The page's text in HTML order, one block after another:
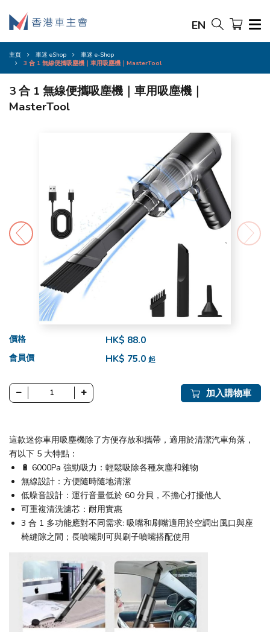
EN
主頁 車迷 eShop
車迷 e-Shop
3 合 1 無線便攜吸塵機｜車用吸塵機｜MasterTool
3 合 1 無線便攜吸塵機｜車用吸塵機｜
MasterTool
價格 HK$ 88.0
會員價 HK$ 75.0 起
加入購物車
這款迷你車用吸塵機除了方便存放和攜帶，適用於清潔汽車角落，
有以下 5 大特點：
🔋 6000Pa 強勁吸力：輕鬆吸除各種灰塵和雜物
無線設計：方便隨時隨地清潔
低噪音設計：運行音量低於 60 分貝，不擔心打擾他人
可重複清洗濾芯：耐用實惠
3 合 1 多功能應對不同需求: 吸嘴和刷嘴適用於空調出風口與座
椅縫隙之間；長噴嘴則可與刷子噴嘴搭配使用